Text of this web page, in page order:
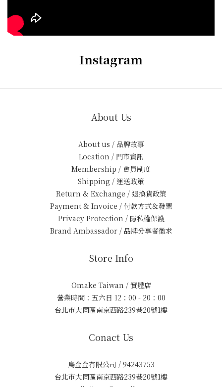
Instagram
About Us
About us / 品牌故事
Location / 門市資訊
Membership / 會員制度
Shipping / 運送政策
Return & Exchange / 退換貨政策
Payment & Invoice / 付款方式＆發票
Privacy Protection / 隱私權保護
Brand Ambassador / 品牌分享者徵求
Store Info
Omake Taiwan / 實體店
營業時間：五六日 12：00 - 20：00
台北市大同區南京西路239巷20號1樓
Conact Us
烏金金有限公司 / 94243753
台北市大同區南京西路239巷20號1樓